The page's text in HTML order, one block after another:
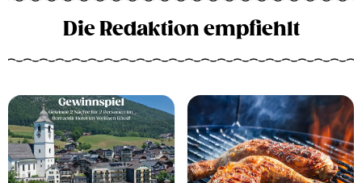
Die Redaktion empfiehlt